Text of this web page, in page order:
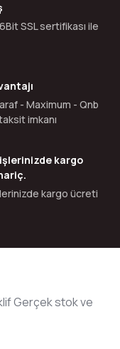
SSL sertifikası ile
- Maximum - Qnb
imkanı
kargo
kargo ücreti
Gerçek stok ve